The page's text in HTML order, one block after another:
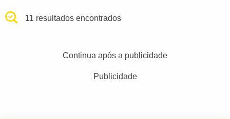
11 resultados encontrados
Continua após a publicidade
Publicidade